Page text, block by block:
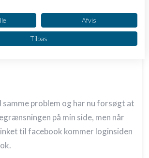
09-2012 kl. 12:46
samme problem og har nu forsøgt at
på min side, men når
til facebook kommer loginsiden
leverandører)
formål:
tilgå oplysninger på en
oplysninger til at vælge
tilpasset annoncering
at vælge tilpasset
Afvis
Tilpas